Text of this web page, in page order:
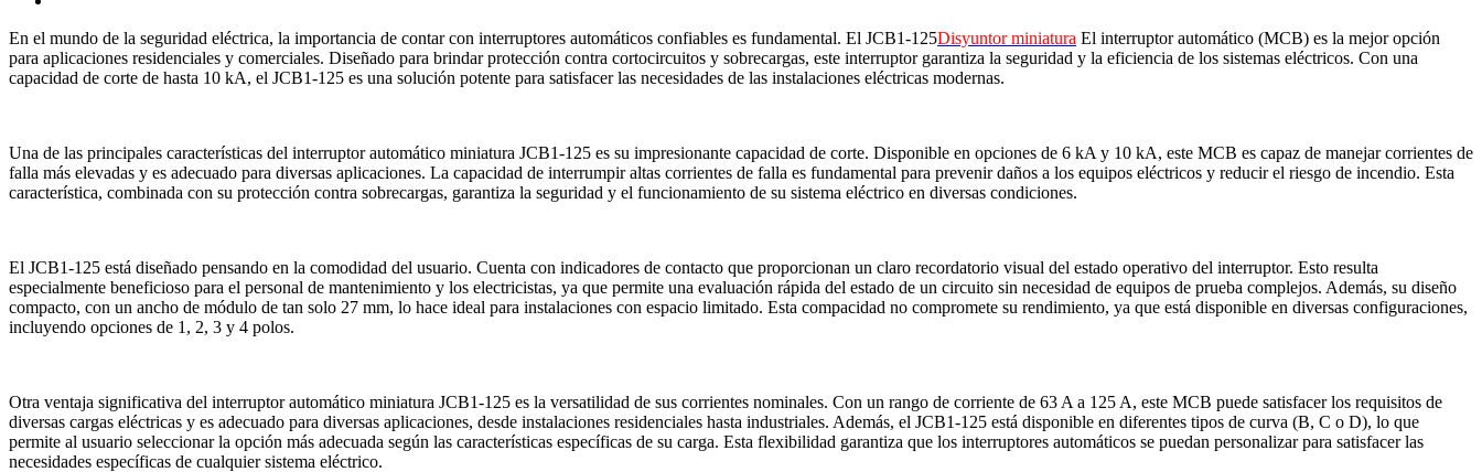
En el mundo de la seguridad eléctrica, la importancia de contar con interruptores automáticos confiables es fundamental. El JCB1-125Disyuntor miniatura El interruptor automático (MCB) es la mejor opción
para aplicaciones residenciales y comerciales. Diseñado para brindar protección contra cortocircuitos y sobrecargas, este interruptor garantiza la seguridad y la eficiencia de los sistemas eléctricos. Con una
capacidad de corte de hasta 10 kA, el JCB1-125 es una solución potente para satisfacer las necesidades de las instalaciones eléctricas modernas.
Una de las principales características del interruptor automático miniatura JCB1-125 es su impresionante capacidad de corte. Disponible en opciones de 6 kA y 10 kA, este MCB es capaz de manejar corrientes de
falla más elevadas y es adecuado para diversas aplicaciones. La capacidad de interrumpir altas corrientes de falla es fundamental para prevenir daños a los equipos eléctricos y reducir el riesgo de incendio. Esta
característica, combinada con su protección contra sobrecargas, garantiza la seguridad y el funcionamiento de su sistema eléctrico en diversas condiciones.
El JCB1-125 está diseñado pensando en la comodidad del usuario. Cuenta con indicadores de contacto que proporcionan un claro recordatorio visual del estado operativo del interruptor. Esto resulta
especialmente beneficioso para el personal de mantenimiento y los electricistas, ya que permite una evaluación rápida del estado de un circuito sin necesidad de equipos de prueba complejos. Además, su diseño
compacto, con un ancho de módulo de tan solo 27 mm, lo hace ideal para instalaciones con espacio limitado. Esta compacidad no compromete su rendimiento, ya que está disponible en diversas configuraciones,
incluyendo opciones de 1, 2, 3 y 4 polos.
Otra ventaja significativa del interruptor automático miniatura JCB1-125 es la versatilidad de sus corrientes nominales. Con un rango de corriente de 63 A a 125 A, este MCB puede satisfacer los requisitos de
diversas cargas eléctricas y es adecuado para diversas aplicaciones, desde instalaciones residenciales hasta industriales. Además, el JCB1-125 está disponible en diferentes tipos de curva (B, C o D), lo que
permite al usuario seleccionar la opción más adecuada según las características específicas de su carga. Esta flexibilidad garantiza que los interruptores automáticos se puedan personalizar para satisfacer las
necesidades específicas de cualquier sistema eléctrico.